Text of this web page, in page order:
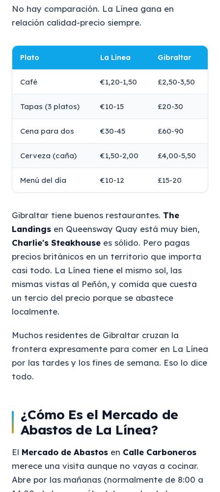
No hay comparación. La Línea gana en
relación calidad-precio siempre.
Plato La Línea Gibraltar
Café €1,20-1,50 £2,50-3,50
Tapas (3 platos) €10-15 £20-30
Cena para dos €30-45 £60-90
Cerveza (caña) €1,50-2,00 £4,00-5,50
Menú del día €10-12 £15-20
Gibraltar tiene buenos restaurantes. The
Landings en Queensway Quay está muy bien,
Charlie's Steakhouse es sólido. Pero pagas
precios británicos en un territorio que importa
casi todo. La Línea tiene el mismo sol, las
mismas vistas al Peñón, y comida que cuesta
un tercio del precio porque se abastece
localmente.
Muchos residentes de Gibraltar cruzan la
frontera expresamente para comer en La Línea
por las tardes y los fines de semana. Eso lo dice
todo.
¿Cómo Es el Mercado de
Abastos de La Línea?
El Mercado de Abastos en Calle Carboneros
merece una visita aunque no vayas a cocinar.
Abre por las mañanas (normalmente de 8:00 a